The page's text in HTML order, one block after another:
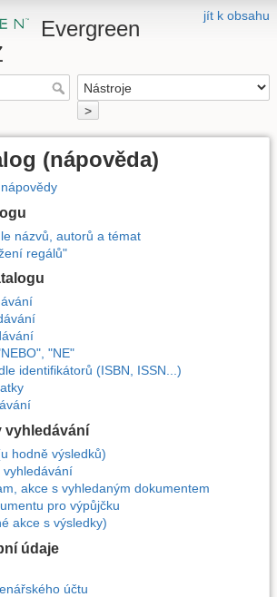
jít k obsahu
Evergreen
>
(nápověda)
názvů, autorů a témat
regálů"
"NE"
identifikátorů (ISBN, ISSN...)
vyhledávání
hodně výsledků)
vyhledávání
akce s vyhledaným dokumentem
pro výpůjčku
akce s výsledky)
údaje
účtu